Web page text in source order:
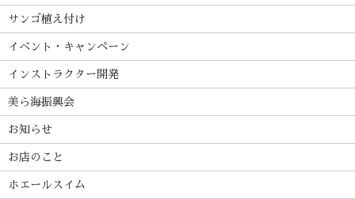
サンゴ植え付け
イベント・キャンペーン
インストラクター開発
美ら海振興会
お知らせ
お店のこと
ホエールスイム